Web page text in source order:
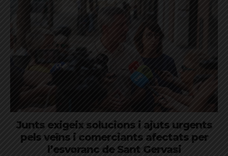
Junts exigeix solucions i ajuts urgents
pels veïns i comerciants afectats per
l’esvoranc de Sant Gervasi